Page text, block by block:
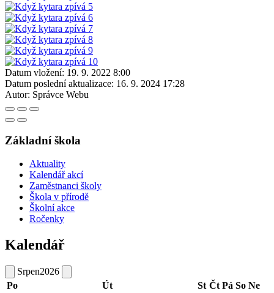
Datum vložení: 19. 9. 2022 8:00
Datum poslední aktualizace: 16. 9. 2024 17:28
Autor: Správce Webu
Základní škola
Aktuality
Kalendář akcí
Zaměstnanci školy
Škola v přírodě
Školní akce
Ročenky
Kalendář
Srpen2026
Po
Út St Čt Pá So Ne